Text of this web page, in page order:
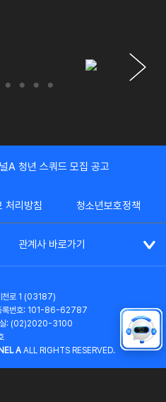
A 청년 스쿼드 모집 공고
처리방침 청소년보호정책
관계사 바로가기
천로 1 (03187)
록번호: 101-86-62787
실: (02)2020-3100
A ALL RIGHTS RESERVED.